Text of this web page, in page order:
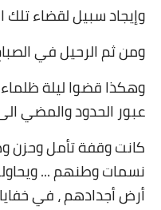
وإيجاد سبيل لقضاء تلك
ومن ثم الرحيل في
وهكذا قضوا ليلة
عبور الحدود والمضي
كانت وقفة تأمل
نسمات وطنهم ...
أرض أجدادهم ، في